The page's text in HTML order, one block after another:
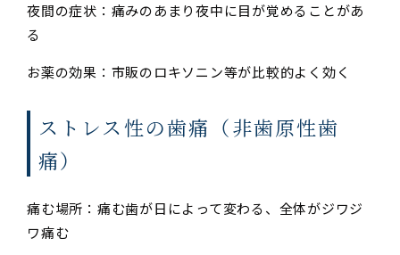
夜間の症状：痛みのあまり夜中に目が覚めることがあ
る
お薬の効果：市販のロキソニン等が比較的よく効く
ストレス性の歯痛（非歯原性歯
痛）
痛む場所：痛む歯が日によって変わる、全体がジワジ
ワ痛む